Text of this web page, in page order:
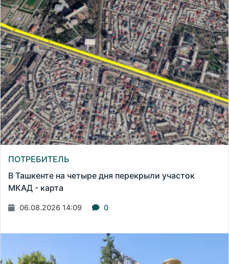
ПОТРЕБИТЕЛЬ
В Ташкенте на четыре дня перекрыли участок
МКАД - карта
06.08.2026 14:09 0